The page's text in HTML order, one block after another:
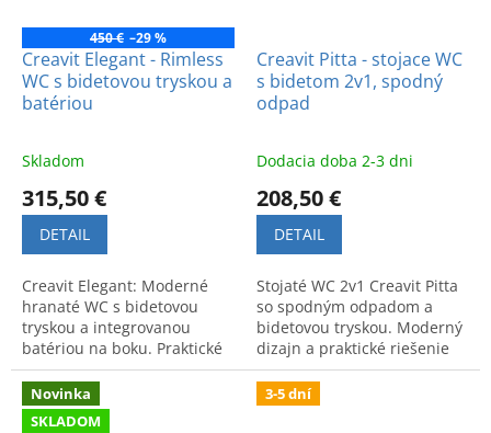
450 € –29 %
Creavit Elegant - Rimless
WC s bidetovou tryskou a
batériou
Skladom
315,50 €
DETAIL
Creavit Elegant: Moderné
hranaté WC s bidetovou
tryskou a integrovanou
batériou na boku. Praktické
a štýlové riešenie pre
úsporu miesta a vysokú
hygienu.
Creavit Pitta - stojace WC
s bidetom 2v1, spodný
odpad
Dodacia doba 2-3 dni
208,50 €
DETAIL
Stojaté WC 2v1 Creavit Pitta
so spodným odpadom a
bidetovou tryskou. Moderný
dizajn a praktické riešenie
pre maximálnu hygienu v
kúpeľni.
Novinka
SKLADOM
3-5 dní